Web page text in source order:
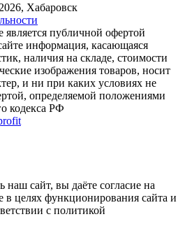
Хабаровск
публичной офертой
информация, касающаяся
наличия на складе, стоимости
изображения товаров, носит
и ни при каких условиях не
определяемой положениями
кодекса РФ
наш сайт, вы даёте согласие на
в целях функционирования сайта и
с политикой